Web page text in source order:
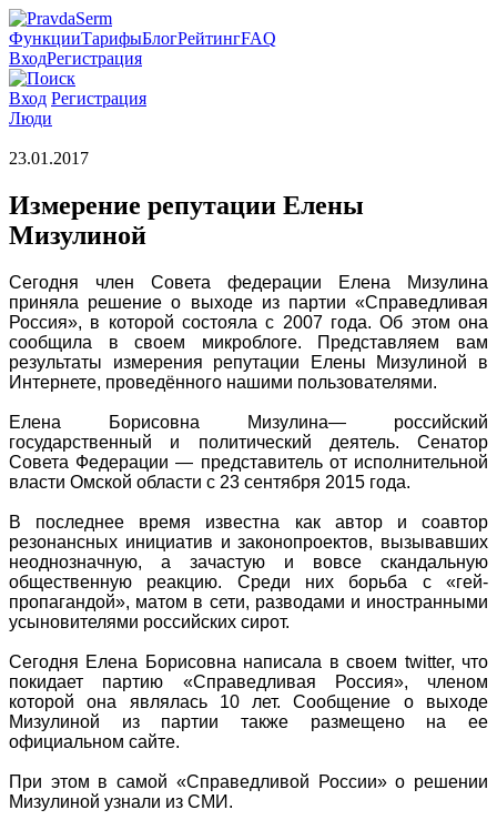
ФункцииТарифыБлогРейтингFAQ
ВходРегистрация
Вход Регистрация
Люди
23.01.2017
Измерение репутации Елены
Мизулиной
Сегодня член Совета федерации Елена Мизулина
приняла решение о выходе из партии «Справедливая
Россия», в которой состояла с 2007 года. Об этом она
сообщила в своем микроблоге. Представляем вам
результаты измерения репутации Елены Мизулиной в
Интернете, проведённого нашими пользователями.
Елена Борисовна Мизулина— российский
государственный и политический деятель. Сенатор
Совета Федерации — представитель от исполнительной
власти Омской области с 23 сентября 2015 года.
В последнее время известна как автор и соавтор
резонансных инициатив и законопроектов, вызывавших
неоднозначную, а зачастую и вовсе скандальную
общественную реакцию. Среди них борьба с «гей-
пропагандой», матом в сети, разводами и иностранными
усыновителями российских сирот.
Сегодня Елена Борисовна написала в своем twitter, что
покидает партию «Справедливая Россия», членом
которой она являлась 10 лет. Сообщение о выходе
Мизулиной из партии также размещено на ее
официальном сайте.
При этом в самой «Справедливой России» о решении
Мизулиной узнали из СМИ.